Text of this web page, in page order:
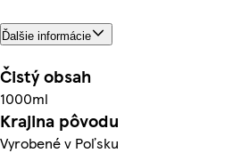
Ďalšie informácie
Čistý obsah
1000ml
Krajina pôvodu
Vyrobené v Poľsku